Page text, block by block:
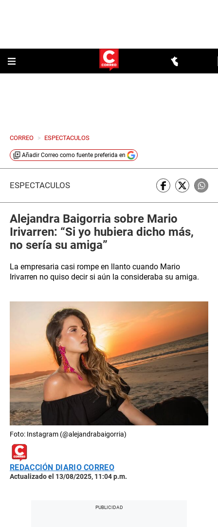
CORREO > ESPECTACULOS
Añadir Correo como fuente preferida en
ESPECTÁCULOS
Alejandra Baigorria sobre Mario
Irivarren: “Si yo hubiera dicho más,
no sería su amiga”
La empresaria casi rompe en llanto cuando Mario
Irivarren no quiso decir si aún la consideraba su amiga.
Foto: Instagram (@alejandrabaigorria)
REDACCIÓN DIARIO CORREO
Actualizado el 13/08/2025, 11:04 p.m.